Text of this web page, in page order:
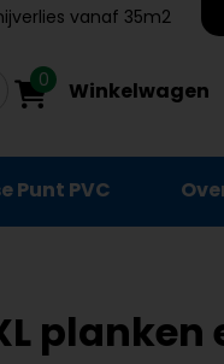
vanaf 35m2
0 Winkelwagen
Punt PVC